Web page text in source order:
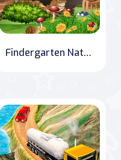
Findergarten Nature